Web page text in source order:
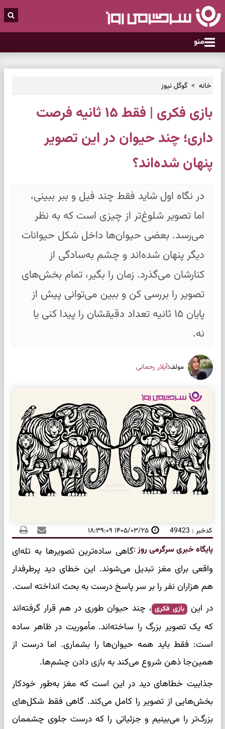
منو
خانه گوگل نیوز
بازی فکری | فقط ۱۵ ثانیه فرصت
داری؛ چند حیوان در این تصویر
پنهان شده‌اند؟
در نگاه اول شاید فقط چند فیل و ببر ببینی،
اما تصویر شلوغ‌تر از چیزی است که به نظر
می‌رسد. بعضی حیوان‌ها داخل شکل حیوانات
دیگر پنهان شده‌اند و چشم به‌سادگی از
کنارشان می‌گذرد. زمان را بگیر، تمام بخش‌های
تصویر را بررسی کن و ببین می‌توانی پیش از
پایان ۱۵ ثانیه تعداد دقیقشان را پیدا کنی یا
نه.
مولف:آیلار رحمانی
کدخبر : 49423 ۱۴۰۵/۰۳/۲۵ ۱۸:۳۹:۰۹
پایگاه خبری سرگرمی روز:گاهی ساده‌ترین تصویرها به تله‌ای
واقعی برای مغز تبدیل می‌شوند. این خطای دید پرطرفدار
هم هزاران نفر را بر سر پاسخ درست به بحث انداخته است.
در این بازی فکری ، چند حیوان طوری در هم قرار گرفته‌اند
که یک تصویر بزرگ را ساخته‌اند. مأموریت در ظاهر ساده
است: فقط باید همه حیوان‌ها را بشماری. اما درست از
همین‌جا ذهن شروع می‌کند به بازی دادن چشم‌ها.
جذابیت خطاهای دید در این است که مغز به‌طور خودکار
بخش‌هایی از تصویر را کامل می‌کند. گاهی فقط شکل‌های
بزرگ‌تر را می‌بینیم و جزئیاتی را که درست جلوی چشممان